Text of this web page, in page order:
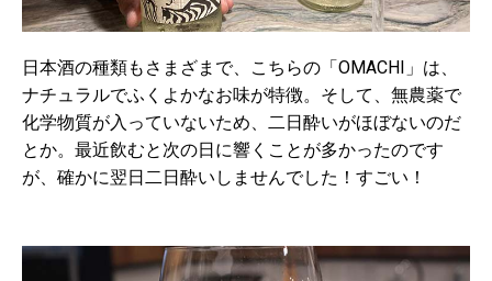
日本酒の種類もさまざまで、こちらの「OMACHI」は、
ナチュラルでふくよかなお味が特徴。そして、無農薬で
化学物質が入っていないため、二日酔いがほぼないのだ
とか。最近飲むと次の日に響くことが多かったのです
が、確かに翌日二日酔いしませんでした！すごい！